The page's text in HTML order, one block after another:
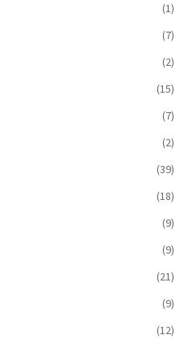
(1)
(7)
(2)
(15)
(7)
(2)
(39)
(18)
(9)
(9)
(21)
(9)
(12)